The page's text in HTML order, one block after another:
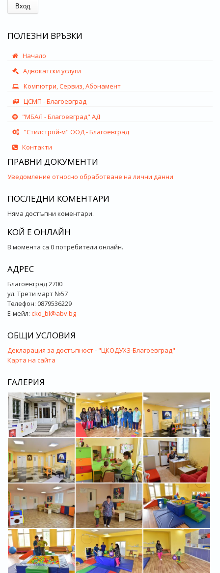
ПОЛЕЗНИ ВРЪЗКИ
Начало
Адвокатски услуги
Компютри, Сервиз, Абонамент
ЦСМП - Благоевград
"МБАЛ - Благоевград" АД
"Стилстрой-м" ООД - Благоевград
Контакти
ПРАВНИ ДОКУМЕНТИ
Уведомление относно обработване на лични данни
ПОСЛЕДНИ КОМЕНТАРИ
Няма достъпни коментари.
КОЙ Е ОНЛАЙН
В момента са 0 потребители онлайн.
АДРЕС
Благоевград 2700
ул. Трети март №57
Телефон: 0879536229
Е-мейл: cko_bl@abv.bg
ОБЩИ УСЛОВИЯ
Декларация за достъпност - "ЦКОДУХЗ-Благоевград"
Карта на сайта
ГАЛЕРИЯ